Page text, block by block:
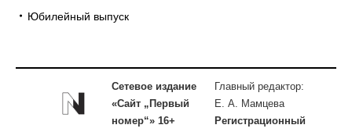
Юбилейный выпуск
Сетевое издание
«Сайт „Первый
номер“» 16+
Главный редактор:
Е. А. Мамцева
Регистрационный